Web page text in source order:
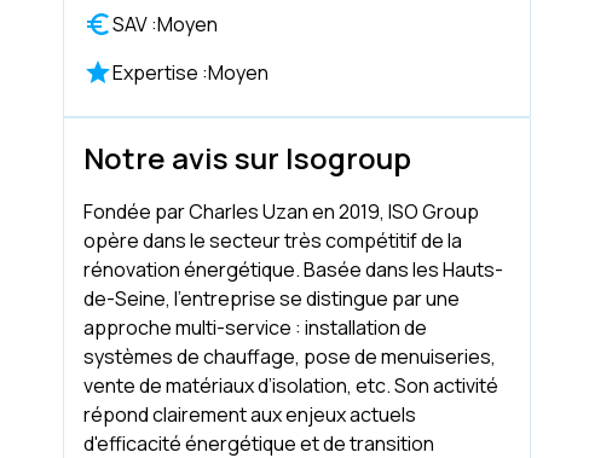
SAV :Moyen
Expertise :Moyen
Notre avis sur Isogroup
Fondée par Charles Uzan en 2019, ISO Group
opère dans le secteur très compétitif de la
rénovation énergétique. Basée dans les Hauts-
de-Seine, l’entreprise se distingue par une
approche multi-service : installation de
systèmes de chauffage, pose de menuiseries,
vente de matériaux d’isolation, etc. Son activité
répond clairement aux enjeux actuels
d'efficacité énergétique et de transition